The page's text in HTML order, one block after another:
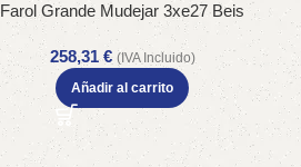
Farol Grande Mudejar 3xe27 Beis
258,31€ (IVA Incluido)
Añadir al carrito